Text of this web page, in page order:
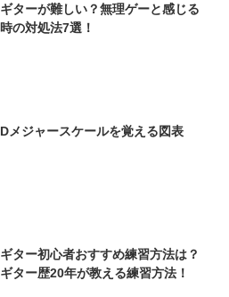
ギターが難しい？無理ゲーと感じる
時の対処法7選！
Dメジャースケールを覚える図表
ギター初心者おすすめ練習方法は？
ギター歴20年が教える練習方法！